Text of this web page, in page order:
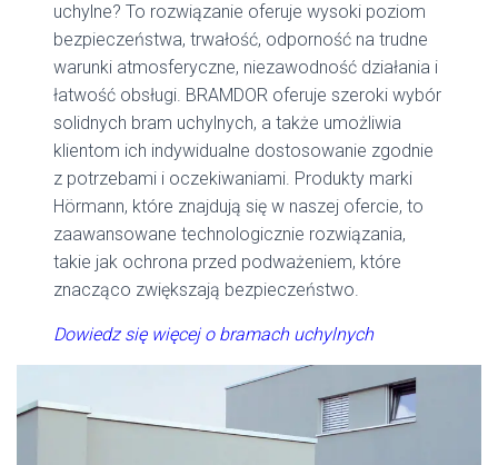
uchylne? To rozwiązanie oferuje wysoki poziom
bezpieczeństwa, trwałość, odporność na trudne
warunki atmosferyczne, niezawodność działania i
łatwość obsługi. BRAMDOR oferuje szeroki wybór
solidnych bram uchylnych, a także umożliwia
klientom ich indywidualne dostosowanie zgodnie
z potrzebami i oczekiwaniami. Produkty marki
Hörmann, które znajdują się w naszej ofercie, to
zaawansowane technologicznie rozwiązania,
takie jak ochrona przed podważeniem, które
znacząco zwiększają bezpieczeństwo.
Dowiedz się więcej o bramach uchylnych